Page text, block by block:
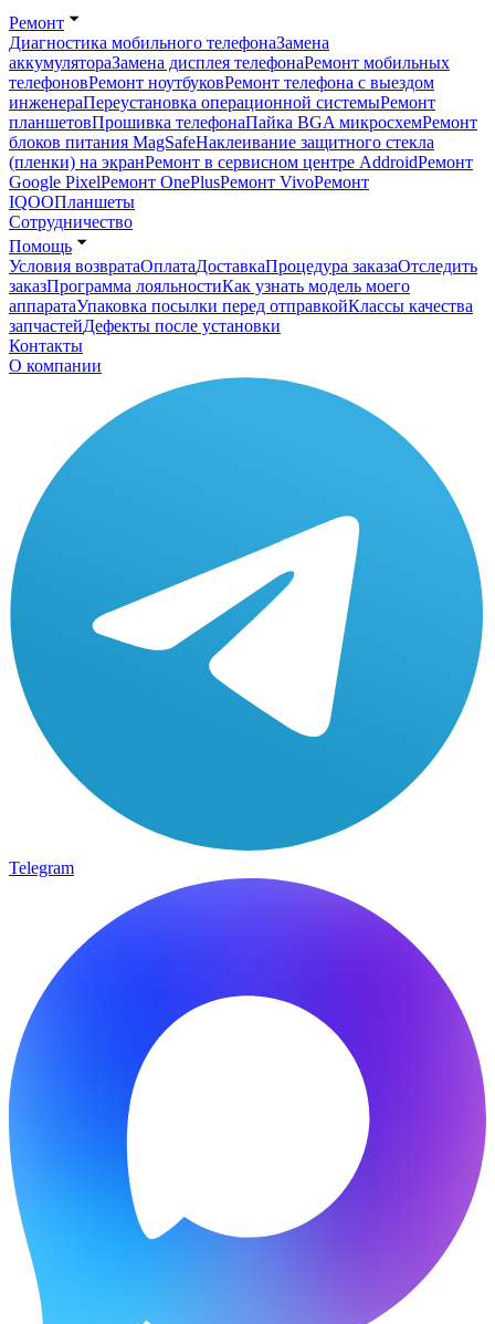
Ремонт
Диагностика мобильного телефонаЗамена
аккумулятораЗамена дисплея телефонаРемонт мобильных
телефоновРемонт ноутбуковРемонт телефона с выездом
инженераПереустановка операционной системыРемонт
планшетовПрошивка телефонаПайка BGA микросхемРемонт
блоков питания MagSafeНаклеивание защитного стекла
(пленки) на экранРемонт в сервисном центре AddroidРемонт
Google PixelРемонт OnePlusРемонт VivoРемонт
IQOOПланшеты
Сотрудничество
Помощь
Условия возвратаОплатаДоставкаПроцедура заказаОтследить
заказПрограмма лояльностиКак узнать модель моего
аппаратаУпаковка посылки перед отправкойКлассы качества
запчастейДефекты после установки
Контакты
О компании
Telegram